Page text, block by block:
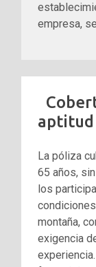
empresa,
aptitud
La póliza
65 años,
los
montaña,
exigencia